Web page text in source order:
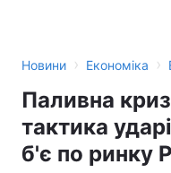
Новини › Економіка ›
Паливна
тактика
б'є по ринку